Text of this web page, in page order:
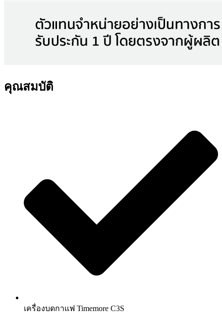
คุณสมบัติ
เครื่องบดกาแฟ Timemore C3S